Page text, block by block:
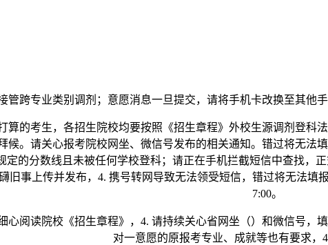
跨专业类别调剂；意愿消息一旦提交，请将手机卡改换至其他手
的考生，各招生院校均要按照《招生章程》外校生源调剂登科
候。请关心报考院校网坐、微信号发布的相关通知。错过将无法
定的分数线且未被任何学校登科；请正在手机拦截短信中查找，
旧事上传并发布，4. 携号转网导致无法领受短信，错过将无法填
7:00。
阅读院校《招生章程》，4. 请持续关心省网坐（）和微信号，
对一意愿的原报考专业、成就等也有要求，